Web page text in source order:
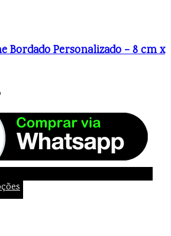
Bordado Personalizado – 8 cm x